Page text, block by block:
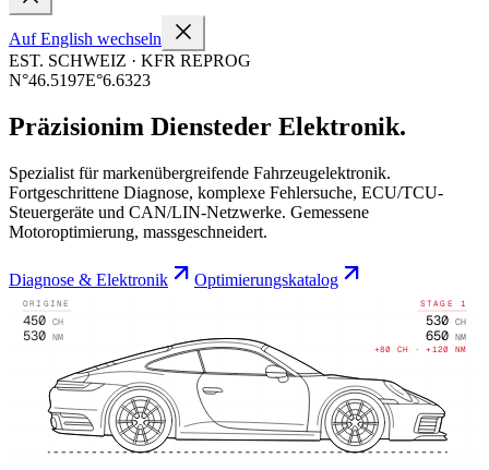
Auf English wechseln
EST. SCHWEIZ · KFR REPROG
N°46.5197E°6.6323
Präzisionim Diensteder Elektronik.
Spezialist für markenübergreifende Fahrzeugelektronik.
Fortgeschrittene Diagnose, komplexe Fehlersuche, ECU/TCU-
Steuergeräte und CAN/LIN-Netzwerke. Gemessene
Motoroptimierung, massgeschneidert.
Diagnose & Elektronik Optimierungskatalog
ORIGINE
450 CH
530 NM
STAGE 1
530 CH
650 NM
+80 CH · +120 NM